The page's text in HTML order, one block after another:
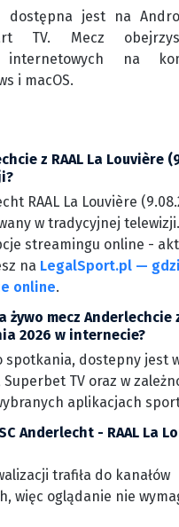
dostępna jest na
TV. Mecz
internetowych na
i macOS.
z RAAL La Louvière
RAAL La Louvière
w tradycyjnej
streamingu online -
na LegalSport.pl —
online.
żywo mecz Anderlechcie
2026 w internecie?
spotkania, dostepny jest
Superbet TV oraz w
aplikacjach
Anderlecht - RAAL La
trafiła do kanałów
więc oglądanie nie